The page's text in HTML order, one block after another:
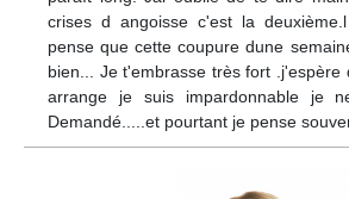
crises d angoisse c'est la
pense que cette coupure dune
bien... Je t'embrasse très fort .j'espère
arrange je suis impardonnable je
Demandé.....et pourtant je pense